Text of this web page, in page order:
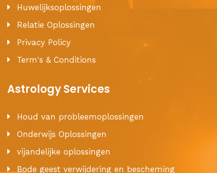
Huwelijksoplossingen
Relatie Oplossingen
Privacy Policy
Term's & Conditions
Astrology Services
Houd van probleemoplossingen
Onderwijs Oplossingen
vijandelijke oplossingen
Bode geest verwijdering en bescheming